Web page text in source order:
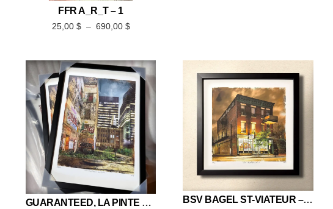
FFR A_R_T – 1
25,00 $ – 690,00 $
GUARANTEED, LA PINTE – ÉDITION LIMITÉE 12×18 BSV BAGEL ST-VIATEUR – ÉDITION LIMITÉE 12×12